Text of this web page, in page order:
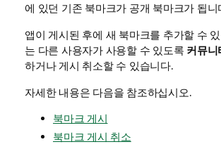
에 있던 기존 북마크가 공개 북마크가 됩니
앱이 게시된 후에 새 북마크를 추가할 수
는 다른 사용자가 사용할 수 있도록 커뮤니
하거나 게시 취소할 수 있습니다.
자세한 내용은 다음을 참조하십시오.
북마크 게시
북마크 게시 취소